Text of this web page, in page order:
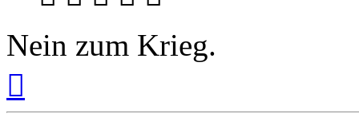
Nein zum Krieg.
началу